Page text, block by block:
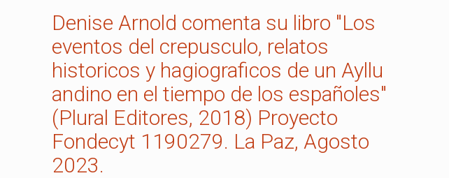
Denise Arnold comenta su libro "Los
eventos del crepusculo, relatos
historicos y hagiograficos de un Ayllu
andino en el tiempo de los españoles"
(Plural Editores, 2018) Proyecto
Fondecyt 1190279. La Paz, Agosto
2023.